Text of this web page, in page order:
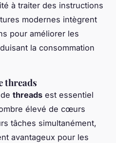
à traiter des instructions
modernes intègrent
pour améliorer les
la consommation
threads
threads est essentiel
élevé de cœurs
tâches simultanément,
avantageux pour les